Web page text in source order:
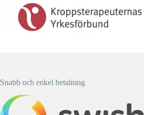
Snabb och enkel betalning